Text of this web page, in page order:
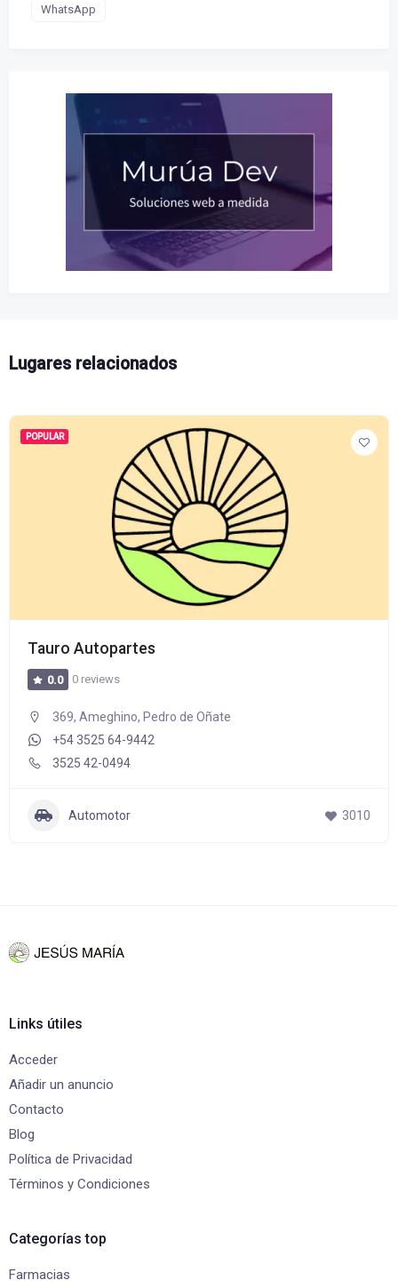
WhatsApp
Lugares relacionados
POPULAR
Tauro Autopartes
0.0 0 reviews
369, Ameghino, Pedro de Oñate
+54 3525 64-9442
3525 42-0494
Automotor 3010
Links útiles
Acceder
Añadir un anuncio
Contacto
Blog
Política de Privacidad
Términos y Condiciones
Categorías top
Farmacias